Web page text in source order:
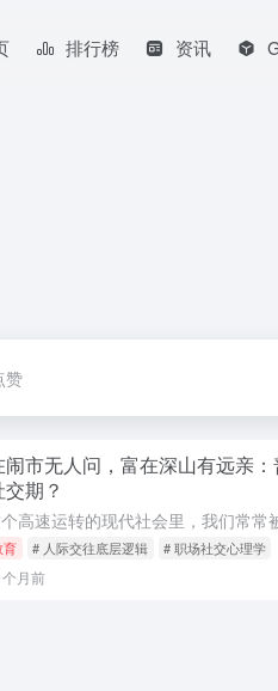
排行榜 资讯
赞
闹市无人问，富在深山有远亲
期？
育 # 人际交往底层逻辑 # 职场社交心理学
个月前